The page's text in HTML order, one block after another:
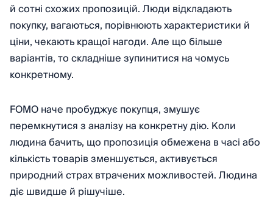
й сотні схожих пропозицій. Люди відкладають
покупку, вагаються, порівнюють характеристики й
ціни, чекають кращої нагоди. Але що більше
варіантів, то складніше зупинитися на чомусь
конкретному.
FOMO наче пробуджує покупця, змушує
перемкнутися з аналізу на конкретну дію. Коли
людина бачить, що пропозиція обмежена в часі або
кількість товарів зменшується, активується
природний страх втрачених можливостей. Людина
діє швидше й рішучіше.